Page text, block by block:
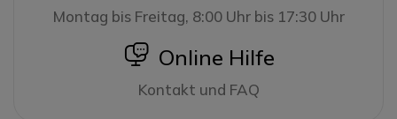
Montag bis Freitag, 8:00 Uhr bis 17:30 Uhr
icon
Online Hilfe
Kontakt und FAQ